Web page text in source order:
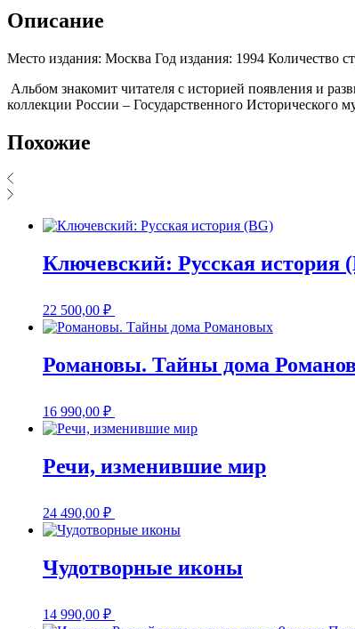
Описание
Место издания: Москва Год издания: 1994 Количество
Альбом знакомит читателя с историей появления и
коллекции России – Государственного Исторического
Похожие
Ключевский: Русская история
22 500,00 ₽
Романовы. Тайны дома
16 990,00 ₽
Речи, изменившие мир
24 490,00 ₽
Чудотворные иконы
14 990,00 ₽